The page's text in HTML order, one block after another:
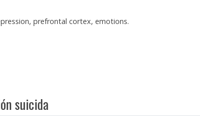
prefrontal cortex, emotions.
suicida